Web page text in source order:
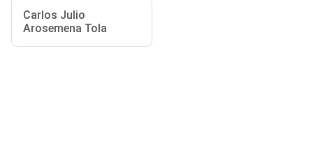
Carlos Julio
Arosemena Tola